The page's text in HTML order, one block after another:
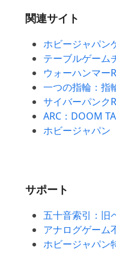
関連サイト
ホビージャパン
テーブルゲーム
ウォーハンマー
一つの指輪：指
サイバーパンク
ARC：DOOM
ホビージャパ
サポート
五十音索引：旧
アナログゲーム
ホビージャパ